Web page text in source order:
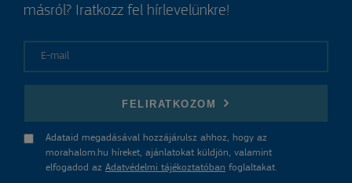
másról? Iratkozz fel hírlevelünkre!
FELIRATKOZOM
Adataid megadásával hozzájárulsz ahhoz, hogy az
morahalom.hu híreket, ajánlatokat küldjön, valamint
elfogadod az Adatvédelmi tájékoztatóban foglaltakat.